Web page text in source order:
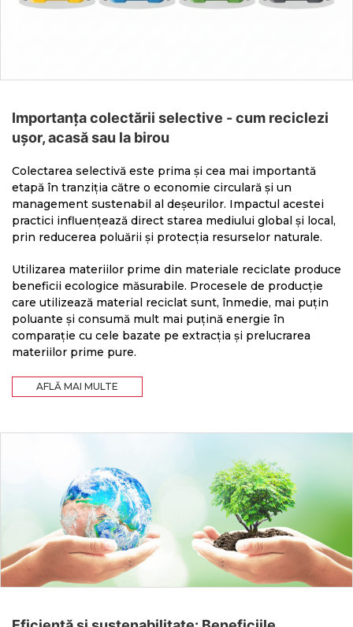
Importanța colectării selective - cum reciclezi
ușor, acasă sau la birou
Colectarea selectivă este prima și cea mai importantă
etapă în tranziția către o economie circulară și un
management sustenabil al deșeurilor. Impactul acestei
practici influențează direct starea mediului global și local,
prin reducerea poluării și protecția resurselor naturale.
Utilizarea materiilor prime din materiale reciclate produce
beneficii ecologice măsurabile. Procesele de producție
care utilizează material reciclat sunt, înmedie, mai puțin
poluante și consumă mult mai puțină energie în
comparație cu cele bazate pe extracția și prelucrarea
materiilor prime pure.
AFLĂ MAI MULTE